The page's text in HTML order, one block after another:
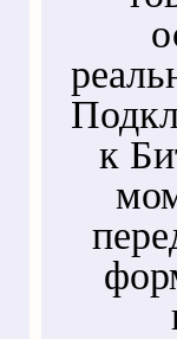
к